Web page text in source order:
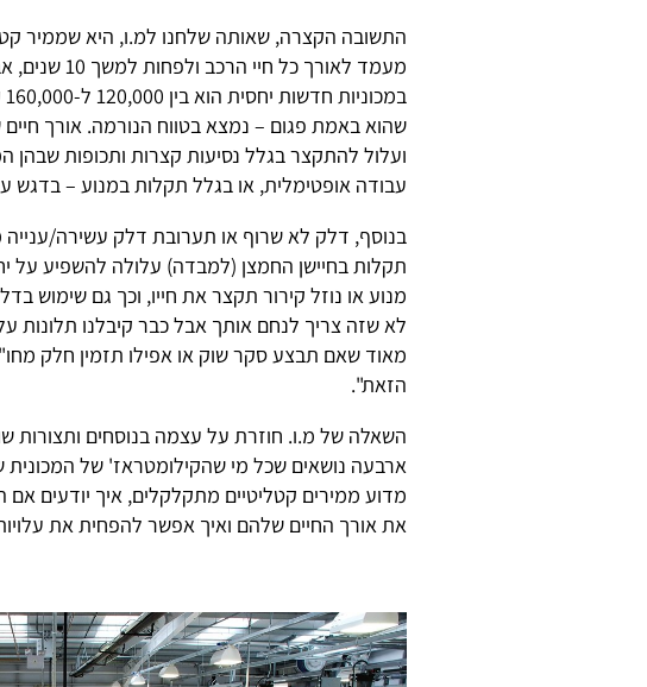
התשובה הקצרה, שאותה שלחנו למ.ו, היא שממיר
מעמד לאורך
שהוא באמת פגום – נמצא בטווח הנורמה. אורך
ועלול להתקצר בגלל נסיעות קצרות ותכופות שבהן
עבודה אופטימלית, או בגלל תקלות במנוע –
בנוסף, דלק לא שרוף או תערובת דלק עשירה/
תקלות בחיישן החמצן (למבדה) עלולה להשפיע על
מנוע או נוזל קירור תקצר את חייו, וכך גם שימוש
לא שזה צריך לנחם אותך אבל כבר קיבלנו תלונות
מאוד שאם תבצע סקר שוק או אפילו תזמין חלק
הזאת".
השאלה של מ.ו. חוזרת על עצמה בנוסחים ותצורות
מדוע ממירים קטליטיים מתקלקלים, איך יודעים
את אורך החיים שלהם ואיך אפשר להפחית את